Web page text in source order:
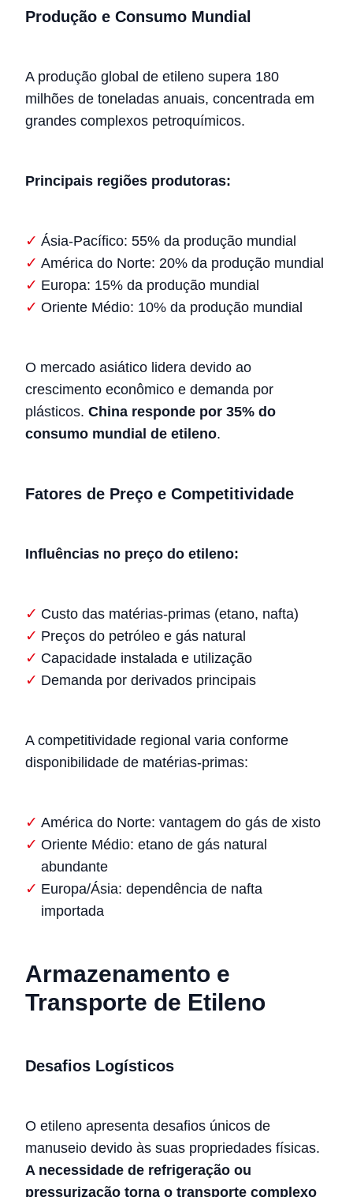
Produção e Consumo Mundial
A produção global de etileno supera 180
milhões de toneladas anuais, concentrada em
grandes complexos petroquímicos.
Principais regiões produtoras:
Ásia-Pacífico: 55% da produção mundial
América do Norte: 20% da produção mundial
Europa: 15% da produção mundial
Oriente Médio: 10% da produção mundial
O mercado asiático lidera devido ao
crescimento econômico e demanda por
plásticos. China responde por 35% do
consumo mundial de etileno.
Fatores de Preço e Competitividade
Influências no preço do etileno:
Custo das matérias-primas (etano, nafta)
Preços do petróleo e gás natural
Capacidade instalada e utilização
Demanda por derivados principais
A competitividade regional varia conforme
disponibilidade de matérias-primas:
América do Norte: vantagem do gás de xisto
Oriente Médio: etano de gás natural
abundante
Europa/Ásia: dependência de nafta
importada
Armazenamento e
Transporte de Etileno
Desafios Logísticos
O etileno apresenta desafios únicos de
manuseio devido às suas propriedades físicas.
A necessidade de refrigeração ou
pressurização torna o transporte complexo